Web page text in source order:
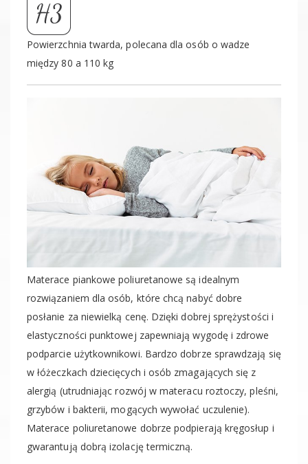
Powierzchnia twarda, polecana dla osób o wadze
między 80 a 110 kg
Materace piankowe poliuretanowe są idealnym
rozwiązaniem dla osób, które chcą nabyć dobre
posłanie za niewielką cenę. Dzięki dobrej sprężystości i
elastyczności punktowej zapewniają wygodę i zdrowe
podparcie użytkownikowi. Bardzo dobrze sprawdzają się
w łóżeczkach dziecięcych i osób zmagających się z
alergią (utrudniając rozwój w materacu roztoczy, pleśni,
grzybów i bakterii, mogących wywołać uczulenie).
Materace poliuretanowe dobrze podpierają kręgosłup i
gwarantują dobrą izolację termiczną.